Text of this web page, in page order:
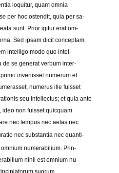
loquitur, quam omnia
per hoc ostendit, quia per sa-
sunt. Prior igitur erat om-
Sed ipsam dicit conceptam
intelligo modo quo intel-
de se generat verbum inter-
primo invenisset numerum et
, numerus ille fuisset
seu intellectus; et quia ante
ideo non fuisset quicquam
nec tempus nec aetas nec
nec substantia nec quanti-
omnium numerabilium Prin-
nihil est omnium nu-
suorum